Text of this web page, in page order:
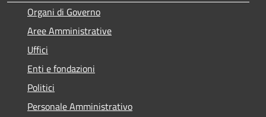
Organi di Governo
Aree Amministrative
Uffici
Enti e fondazioni
Politici
Personale Amministrativo